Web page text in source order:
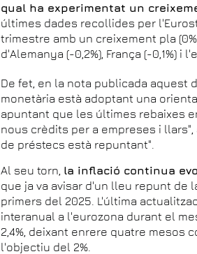
qual ha experimentat un
últimes dades recollides per
trimestre amb un creixement pla
d'Alemanya (-0,2%), França (-0,1%) i
De fet, en la nota publicada aquest
monetària està adoptant una
apuntant que les últimes rebaixes
nous crèdits per a empreses i
de préstecs està repuntant".
Al seu torn, la inflació continua
que ja va avisar d'un lleu repunt de
primers del 2025. L'última
interanual a l'eurozona durant el
2,4%, deixant enrere quatre mesos
l'objectiu del 2%.